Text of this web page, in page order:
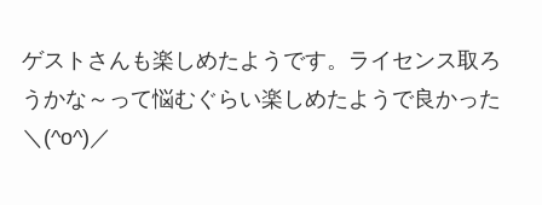
ゲストさんも楽しめたようです。ライセンス取ろ
うかな～って悩むぐらい楽しめたようで良かった
＼(^o^)／